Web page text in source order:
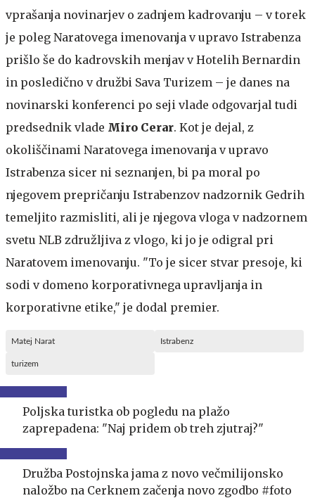
vprašanja novinarjev o zadnjem kadrovanju – v torek
je poleg Naratovega imenovanja v upravo Istrabenza
prišlo še do kadrovskih menjav v Hotelih Bernardin
in posledično v družbi Sava Turizem – je danes na
novinarski konferenci po seji vlade odgovarjal tudi
predsednik vlade Miro Cerar. Kot je dejal, z
okoliščinami Naratovega imenovanja v upravo
Istrabenza sicer ni seznanjen, bi pa moral po
njegovem prepričanju Istrabenzov nadzornik Gedrih
temeljito razmisliti, ali je njegova vloga v nadzornem
svetu NLB združljiva z vlogo, ki jo je odigral pri
Naratovem imenovanju. "To je sicer stvar presoje, ki
sodi v domeno korporativnega upravljanja in
korporativne etike," je dodal premier.
Matej Narat Istrabenz
turizem
Poljska turistka ob pogledu na plažo
zaprepadena: "Naj pridem ob treh zjutraj?"
Družba Postojnska jama z novo večmilijonsko
naložbo na Cerknem začenja novo zgodbo #foto